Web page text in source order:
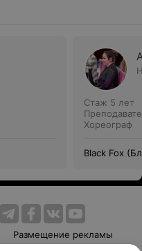
Стаж 5 лет
Хореограф
Black Fox
Размещение рекламы